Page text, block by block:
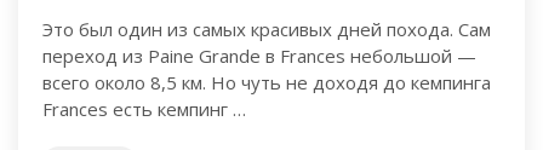
Это был один из самых красивых дней похода. Сам
переход из Paine Grande в Frances небольшой —
всего около 8,5 км. Но чуть не доходя до кемпинга
Frances есть кемпинг …